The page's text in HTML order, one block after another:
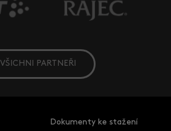
VŠICHNI PARTNEŘI
Dokumenty ke stažení